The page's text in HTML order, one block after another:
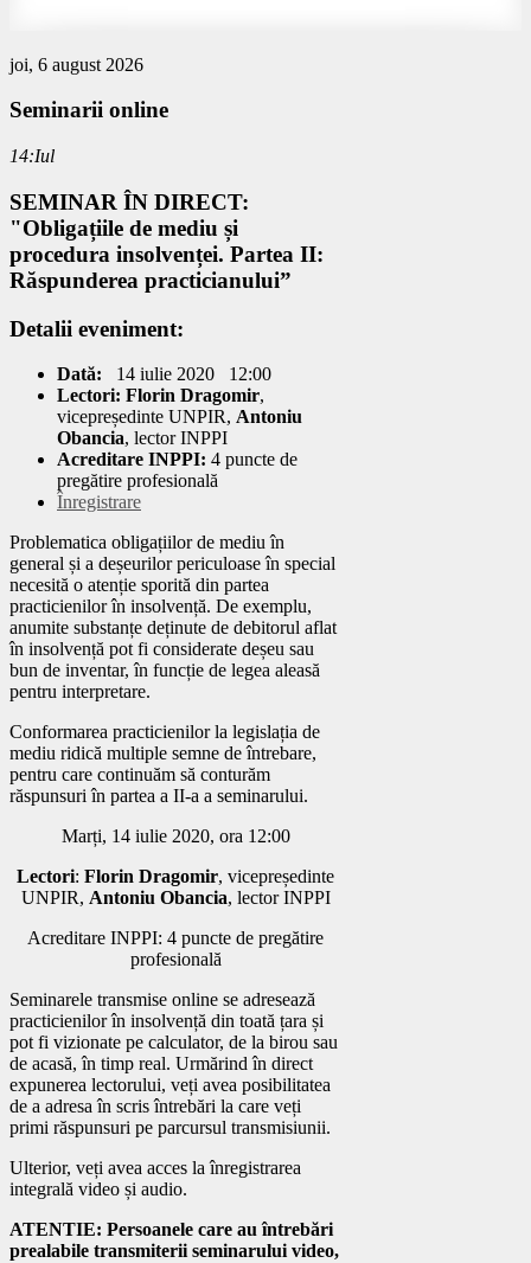
joi, 6 august 2026
Seminarii online
14:Iul
SEMINAR ÎN DIRECT:
"Obligațiile de mediu și
procedura insolvenței. Partea II:
Răspunderea practicianului”
Detalii eveniment:
Dată: 14 iulie 2020
12:00
Lectori: Florin Dragomir,
vicepreședinte UNPIR, Antoniu
Obancia, lector INPPI
Acreditare INPPI: 4 puncte de
pregătire profesională
Înregistrare
Problematica obligațiilor de mediu în
general și a deșeurilor periculoase în special
necesită o atenție sporită din partea
practicienilor în insolvență. De exemplu,
anumite substanțe deținute de debitorul aflat
în insolvență pot fi considerate deșeu sau
bun de inventar, în funcție de legea aleasă
pentru interpretare.
Conformarea practicienilor la legislația de
mediu ridică multiple semne de întrebare,
pentru care continuăm să conturăm
răspunsuri în partea a II-a a seminarului.
Marți, 14 iulie 2020, ora 12:00
Lectori:Florin Dragomir, vicepreședinte
UNPIR, Antoniu Obancia, lector INPPI
Acreditare INPPI: 4 puncte de pregătire
profesională
Seminarele transmise online se adresează
practicienilor în insolvență din toată țara și
pot fi vizionate pe calculator, de la birou sau
de acasă, în timp real. Urmărind în direct
expunerea lectorului, veți avea posibilitatea
de a adresa în scris întrebări la care veți
primi răspunsuri pe parcursul transmisiunii.
Ulterior, veți avea acces la înregistrarea
integrală video și audio.
ATENTIE: Persoanele care au întrebări
prealabile transmiterii seminarului video,